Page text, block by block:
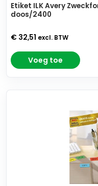
Etiket ILK Avery
doos/2400
€ 32,51 excl. BTW
Voeg toe